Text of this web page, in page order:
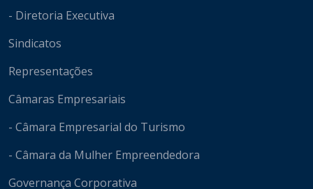
- Diretoria Executiva
Sindicatos
Representações
Câmaras Empresariais
- Câmara Empresarial do Turismo
- Câmara da Mulher Empreendedora
Governança Corporativa